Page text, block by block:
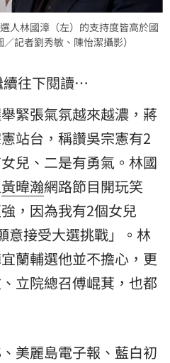
人林國漳（左）的支持度皆高於國
記者劉秀敏、陳怡潔攝影）
續往下閱讀…
緊張氣氛越來越濃， 蔣
站台，稱讚吳宗憲有2
兒、二是有勇氣。林國
黃暐瀚網路節目開玩笑
，因為我有2個女兒
意接受大選挑戰」。林
蘭輔選他並不擔心，更
立院總召傅崐萁，也都
美麗島電子報、藍白初